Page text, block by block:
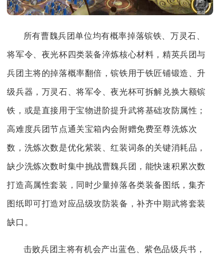
所有曹魏兵团单位均有概率掉落镔铁、万灵石、
将军令、夜光杯四类装备淬炼核心材料，精英兵团与
兵团主将的掉落概率翻倍，镔铁用于铁匠铺锻造、升
级兵器，万灵石、将军令、夜光杯可拆解兑换大额镔
铁，或是直接用于宝物进阶提升武将基础攻防属性；
高难度兵团节点通关宝箱内会附赠免费至尊洗炼次
数，洗炼次数是优化紫装、红装词条的关键消耗品，
缺少洗炼次数时集中挑战曹魏兵团，能快速积累次数
打造高属性套装，同时少量掉落各类装备图纸，集齐
图纸即可打造对应品级攻防装备，补齐中期武将套装
缺口。
击败兵团主将有机会产出蓝色、紫色品级兵书，